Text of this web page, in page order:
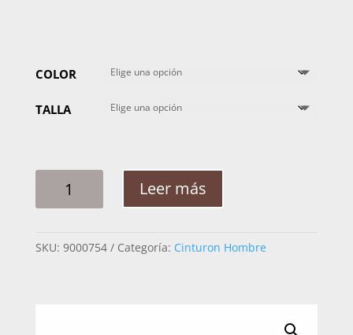
COLOR
TALLA
HOMBRE
GRECA
Leer más
SKU: 9000754 Categoría: Cinturon Hombre